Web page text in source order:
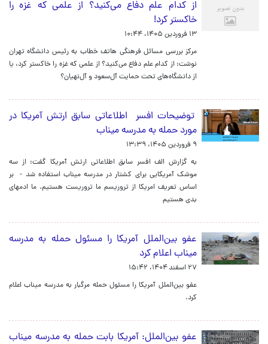
از کدام علم دفاع می‌کنید؟ از علمی که غزه را
خاکستر کرد!
۱۳ فروردین ۱۴۰۵، ۱۰:۴۴
مرکز بررسی مسائل فرهنگی هاتف خطاب به رئیس دانشگاه تهران
نوشت: از کدام علم دفاع می‌کنید؟ از علمی که غزه را خاکستر کرد، یا
از دانشگاه‌های تحت حمایت آل‌سعود و آل‌نهیان؟
توضیحات افسر اطلاعاتی سابق ارتش آمریکا در
مورد حمله به مدرسه میناب
۹ فروردین ۱۴۰۵، ۱۳:۳۹
به گزارش الف افسر سابق اطلاعاتی ارتش آمریکا گفت: از سه
موشک آمریکایی برای کشتار در مدرسه میناب استفاده شد - بر
اساس تعریف امریکا از تروریسم ما تروریست هستیم. ما ادمهای
بدی هستیم
عفو بین‌الملل آمریکا را مسئول حمله به مدرسه
میناب اعلام کرد
۲۷ اسفند ۱۴۰۴، ۱۵:۴۲
عفو بین‌الملل آمریکا را مسئول حمله مرگبار به مدرسه میناب اعلام
کرد.
عفو بین‌الملل: آمریکا بابت حمله به مدرسه میناب